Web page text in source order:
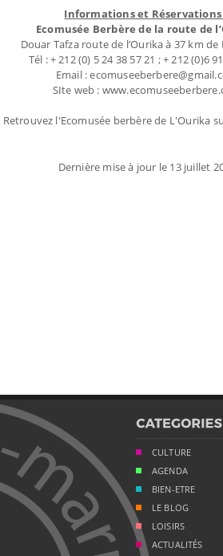
Informations et Réservations
Ecomusée Berbère de la route de
Douar Tafza route de l’Ourika à 37 km de
Tél : + 212 (0) 5 24 38 57 21 ; + 212 (0)6
Email :
SIte web :
Retrouvez l'Ecomusée berbère de L'Ourika
Dernière mise à jour le 13 juillet
CULTURE
AGENDA
BIEN-ETRE
LE BLOG
LOISIRS
ACTUALITÉS